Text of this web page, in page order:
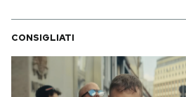
CONSIGLIATI